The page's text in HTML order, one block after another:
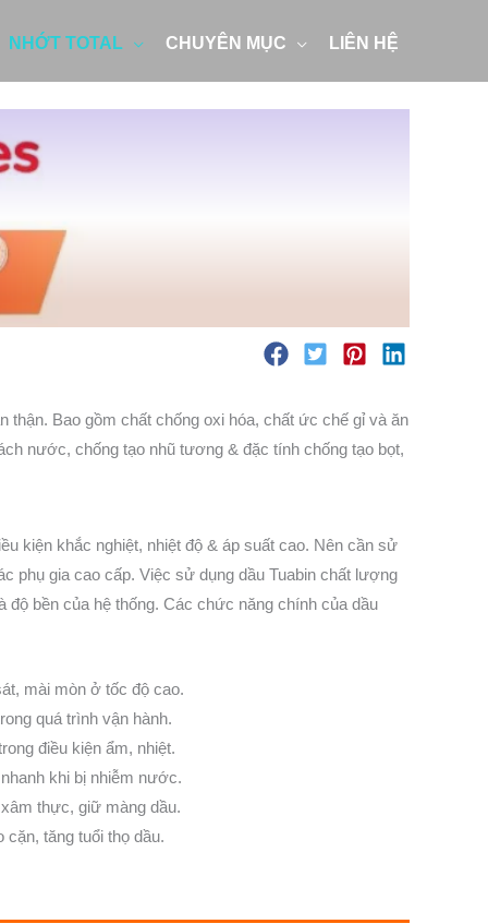
NHỚT TOTAL CHUYÊN MỤC LIÊN HỆ
Bao gồm chất chống oxi hóa, chất ức chế gỉ và ăn
nước, chống tạo nhũ tương & đặc tính chống tạo bọt,
kiện khắc nghiệt, nhiệt độ & áp suất cao. Nên cần sử
phụ gia cao cấp. Việc sử dụng dầu Tuabin chất lượng
độ bền của hệ thống. Các chức năng chính của dầu
mài mòn ở tốc độ cao.
quá trình vận hành.
điều kiện ẩm, nhiệt.
khi bị nhiễm nước.
thực, giữ màng dầu.
cặn, tăng tuổi thọ dầu.